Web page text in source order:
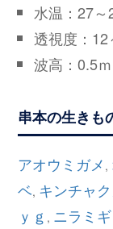
水温：27
透視度：12
波高：0.5ｍ
串本の生きも
アオウミガメ ,
ベ, キンチャ
ｙｇ , ニラミ